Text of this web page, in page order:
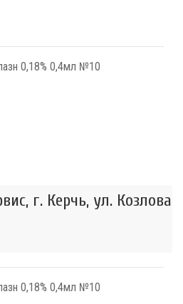
0,18% 0,4мл №10
г. Керчь, ул. Козлова
0,18% 0,4мл №10